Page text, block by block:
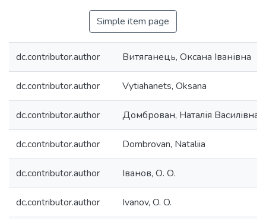
Simple item page
dc.contributor.author Витяганець, Оксана Іванівна
dc.contributor.author Vytiahanets, Oksana
dc.contributor.author Домброван, Наталія Василівна
dc.contributor.author Dombrovan, Nataliia
dc.contributor.author Іванов, О. О.
dc.contributor.author Ivanov, O. O.